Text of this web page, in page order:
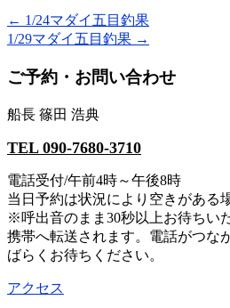
← 1/24マダイ五目釣果
1/29マダイ五目釣果 →
ご予約・お問い合わせ
船長 篠田 浩典
TEL 090-7680-3710
電話受付/午前4時～午後8時
当日予約は状況により空きがある
※呼出音のまま30秒以上お待ちい
携帯へ転送されます。電話がつな
ばらくお待ちください。
アクセス